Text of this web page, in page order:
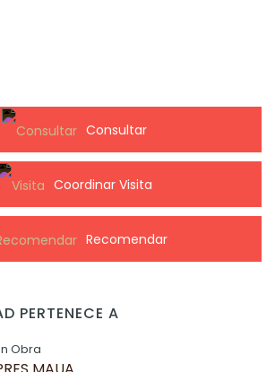
Consultar
Coordinar Visita
Recomendar
PERTENECE A
Obra